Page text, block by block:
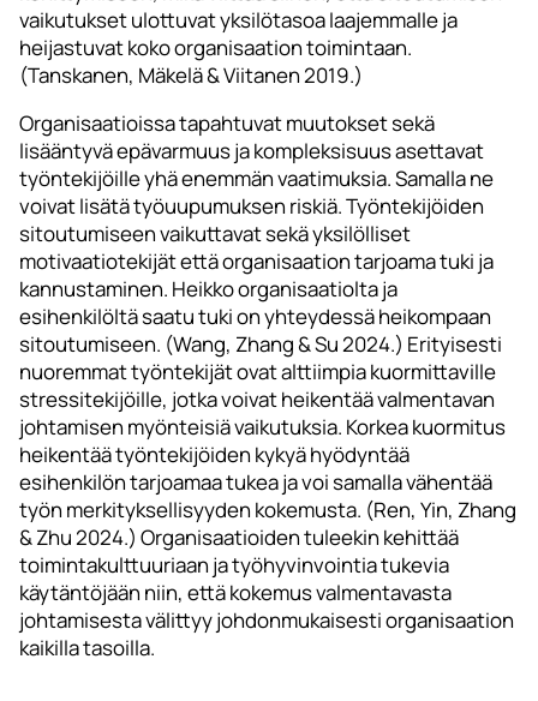
vaikutukset ulottuvat yksilötasoa laajemmalle ja
heijastuvat koko organisaation toimintaan.
(Tanskanen, Mäkelä & Viitanen 2019.)
Organisaatioissa tapahtuvat muutokset sekä
lisääntyvä epävarmuus ja kompleksisuus asettavat
työntekijöille yhä enemmän vaatimuksia. Samalla ne
voivat lisätä työuupumuksen riskiä. Työntekijöiden
sitoutumiseen vaikuttavat sekä yksilölliset
motivaatiotekijät että organisaation tarjoama tuki ja
kannustaminen. Heikko organisaatiolta ja
esihenkilöltä saatu tuki on yhteydessä heikompaan
sitoutumiseen. (Wang, Zhang & Su 2024.) Erityisesti
nuoremmat työntekijät ovat alttiimpia kuormittaville
stressitekijöille, jotka voivat heikentää valmentavan
johtamisen myönteisiä vaikutuksia. Korkea kuormitus
heikentää työntekijöiden kykyä hyödyntää
esihenkilön tarjoamaa tukea ja voi samalla vähentää
työn merkityksellisyyden kokemusta. (Ren, Yin, Zhang
& Zhu 2024.) Organisaatioiden tuleekin kehittää
toimintakulttuuriaan ja työhyvinvointia tukevia
käytäntöjään niin, että kokemus valmentavasta
johtamisesta välittyy johdonmukaisesti organisaation
kaikilla tasoilla.